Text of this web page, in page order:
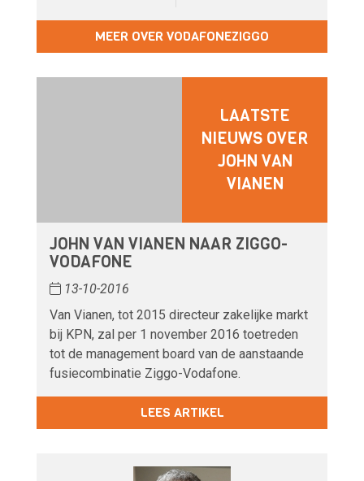
MEER OVER VODAFONEZIGGO
LAATSTE
NIEUWS OVER
JOHN VAN
VIANEN
JOHN VAN VIANEN NAAR ZIGGO-
VODAFONE
13-10-2016
Van Vianen, tot 2015 directeur zakelijke markt
bij KPN, zal per 1 november 2016 toetreden
tot de management board van de aanstaande
fusiecombinatie Ziggo-Vodafone.
LEES ARTIKEL